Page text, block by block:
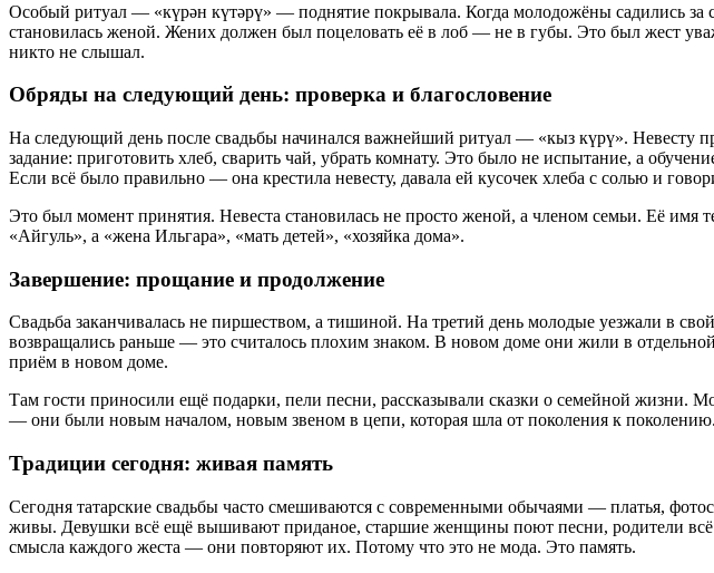
Особый ритуал — «күрән күтәрү» — поднятие покрывала. Когда молодожёны садились
становилась женой. Жених должен был поцеловать её в лоб — не в губы. Это был жест
никто не слышал.
Обряды на следующий день: проверка и благословение
На следующий день после свадьбы начинался важнейший ритуал — «кыз күрү». Невесту
задание: приготовить хлеб, сварить чай, убрать комнату. Это было не испытание, а
Если всё было правильно — она крестила невесту, давала ей кусочек хлеба с солью и
Это был момент принятия. Невеста становилась не просто женой, а членом семьи. Её
«Айгуль», а «жена Ильгара», «мать детей», «хозяйка дома».
Завершение: прощание и продолжение
Свадьба заканчивалась не пиршеством, а тишиной. На третий день молодые уезжали в
возвращались раньше — это считалось плохим знаком. В новом доме они жили в
приём в новом доме.
Там гости приносили ещё подарки, пели песни, рассказывали сказки о семейной жизни.
— они были новым началом, новым звеном в цепи, которая шла от поколения к поколению.
Традиции сегодня: живая память
Сегодня татарские свадьбы часто смешиваются с современными обычаями — платья,
живы. Девушки всё ещё вышивают приданое, старшие женщины поют песни, родители всё
смысла каждого жеста — они повторяют их. Потому что это не мода. Это память.